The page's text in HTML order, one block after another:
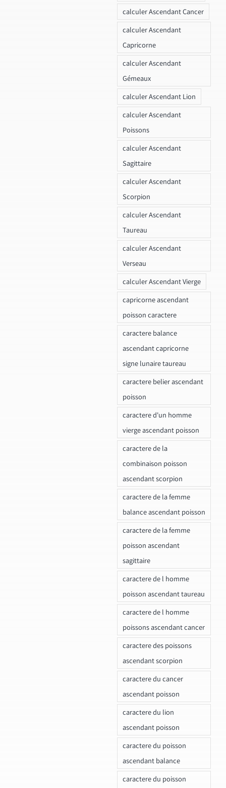
calculer Ascendant Cancer
calculer Ascendant
Capricorne
calculer Ascendant
Gémeaux
calculer Ascendant Lion
calculer Ascendant
Poissons
calculer Ascendant
Sagittaire
calculer Ascendant
Scorpion
calculer Ascendant
Taureau
calculer Ascendant
Verseau
calculer Ascendant Vierge
capricorne ascendant
poisson caractere
caractere balance
ascendant capricorne
signe lunaire taureau
caractere belier ascendant
poisson
caractere d'un homme
vierge ascendant poisson
caractere de la
combinaison poisson
ascendant scorpion
caractere de la femme
balance ascendant poisson
caractere de la femme
poisson ascendant
sagittaire
caractere de l homme
poisson ascendant taureau
caractere de l homme
poissons ascendant cancer
caractere des poissons
ascendant scorpion
caractere du cancer
ascendant poisson
caractere du lion
ascendant poisson
caractere du poisson
ascendant balance
caractere du poisson